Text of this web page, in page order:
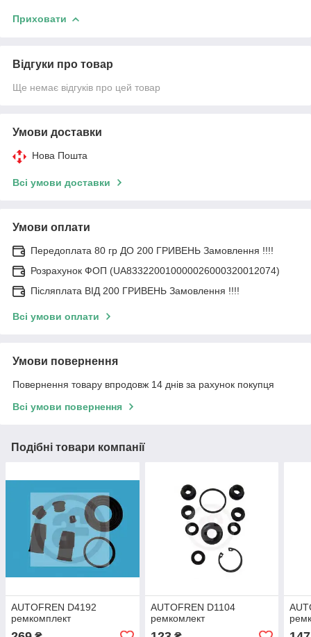
Приховати
Відгуки про товар
Ще немає відгуків про цей товар
Умови доставки
Нова Пошта
Всі умови доставки
Умови оплати
Передоплата 80 гр ДО 200 ГРИВЕНЬ Замовлення !!!!
Розрахунок ФОП (UA833220010000026000320012074)
Післяплата ВІД 200 ГРИВЕНЬ Замовлення !!!!
Всі умови оплати
Умови повернення
Повернення товару впродовж 14 днів за рахунок покупця
Всі умови повернення
Подібні товари компанії
AUTOFREN D4192
ремкомплект
AUTOFREN D1104
ремкомлект